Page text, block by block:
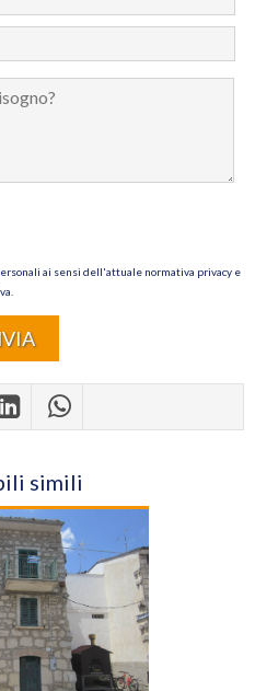
ai sensi dell'attuale normativa privacy e
simili